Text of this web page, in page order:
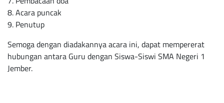
8. Acara puncak
9. Penutup
Semoga dengan diadakannya acara ini, dapat mempererat
hubungan antara Guru dengan Siswa-Siswi SMA Negeri 1
Jember.